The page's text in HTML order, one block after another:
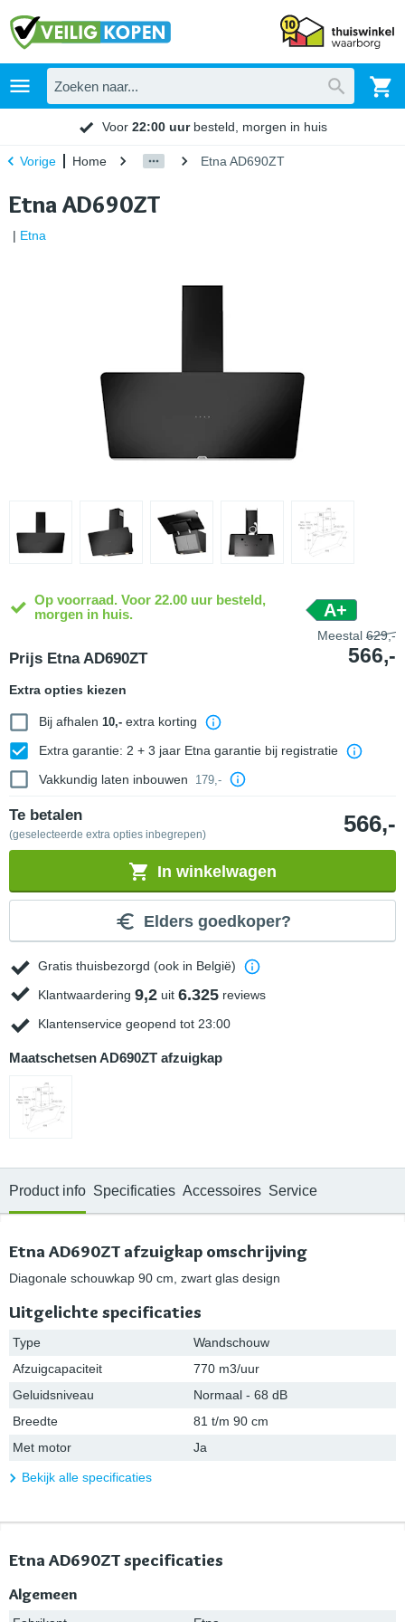
Voor 22:00 uurbesteld, morgen in huis
Vorige Home Etna AD690ZT
Etna AD690ZT
| Etna
Op voorraad. Voor 22.00 uur besteld,
morgen in huis.
A+
Prijs Etna AD690ZT
Meestal 629,-
566,-
Extra opties kiezen
Bij afhalen 10,-extra korting
Extra garantie: 2 + 3 jaar Etna garantie bij registratie
Vakkundig laten inbouwen
179,-
Te betalen
(geselecteerde extra opties inbegrepen) 566,-
In winkelwagen
Elders goedkoper?
Gratis thuisbezorgd (ook in België)
Klantwaardering 9,2 uit 6.325 reviews
Klantenservice geopend tot 23:00
Maatschetsen AD690ZT afzuigkap
Product info Specificaties Accessoires Service
Etna AD690ZT afzuigkap omschrijving
Diagonale schouwkap 90 cm, zwart glas design
Uitgelichte specificaties
Type
Wandschouw
Afzuigcapaciteit
770 m3/uur
Geluidsniveau
Normaal - 68 dB
Breedte
81 t/m 90 cm
Met motor
Ja
Bekijk alle specificaties
Etna AD690ZT specificaties
Algemeen